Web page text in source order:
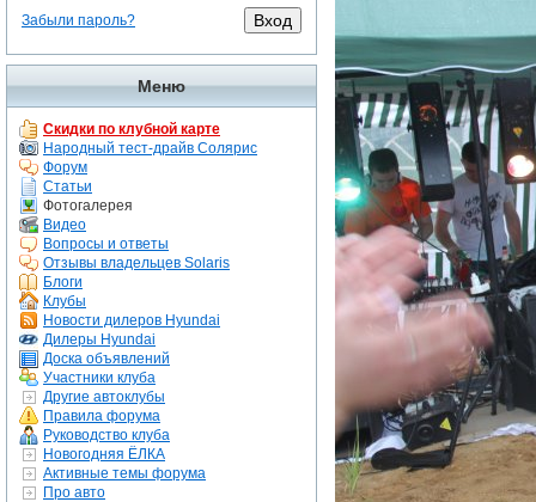
Забыли пароль?
Меню
Скидки по клубной карте
Народный тест-драйв Солярис
Форум
Статьи
Фотогалерея
Видео
Вопросы и ответы
Отзывы владельцев Solaris
Блоги
Клубы
Новости дилеров Hyundai
Дилеры Hyundai
Доска объявлений
Участники клуба
Другие автоклубы
Правила форума
Руководство клуба
Новогодняя ЁЛКА
Активные темы форума
Про авто